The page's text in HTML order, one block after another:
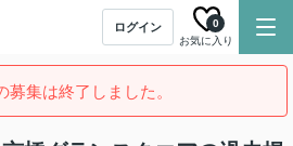
ログイン
お気に入り
0
募集は終了しました。